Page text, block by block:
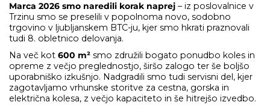
Marca 2026 smo naredili korak naprej – iz poslovalnice v
Trzinu smo se preselili v popolnoma novo, sodobno
trgovino v ljubljanskem BTC-ju, kjer smo hkrati praznovali
tudi 8. obletnico delovanja.
Na več kot 600 m² smo združili bogato ponudbo koles in
opreme z večjo preglednostjo, širšo zalogo ter še boljšo
uporabniško izkušnjo. Nadgradili smo tudi servisni del, kjer
zagotavljamo vrhunske storitve za cestna, gorska in
električna kolesa, z večjo kapaciteto in še hitrejšo izvedbo.